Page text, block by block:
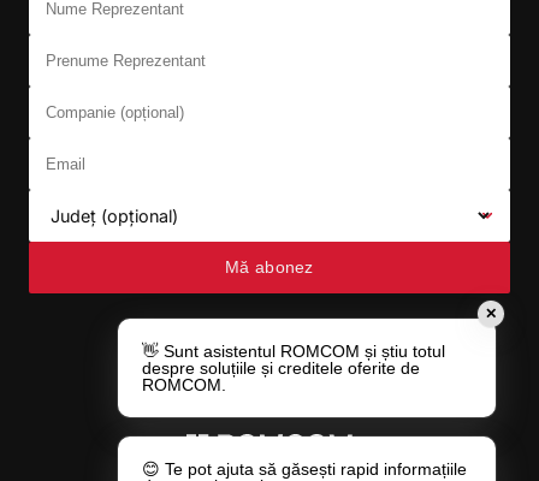
Prenume Reprezentant
Companie (opțional)
Email
Județ (opțional)
Mă abonez
✕
👋 Sunt asistentul ROMCOM și știu totul
despre soluțiile și creditele oferite de
ROMCOM.
😊 Te pot ajuta să găsești rapid informațiile